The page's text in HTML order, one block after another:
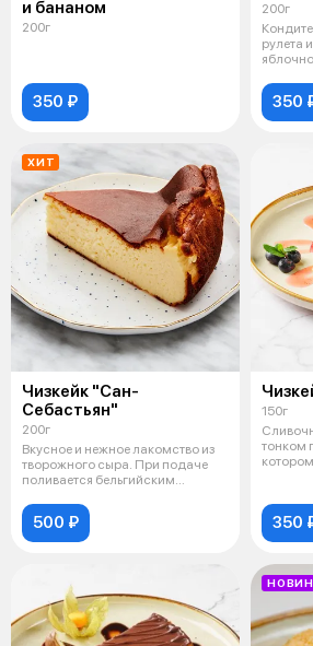
и бананом
200г
350 ₽
200г
рулета
350
ХИТ
Чизкейк "Сан-
Себастьян"
200г
Вкусное и нежное лакомство из
творожного сыра. При подаче
поливается бельгийским
500 ₽
150г
тонком
350